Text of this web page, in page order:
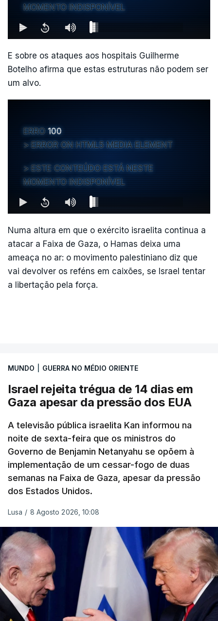
MOMENTO INDISPONÍVEL
E sobre os ataques aos hospitais Guilherme
Botelho afirma que estas estruturas não podem ser
um alvo.
ERRO 100
ERROR ON HTML5 MEDIA ELEMENT
ESTE CONTEÚDO ESTÁ NESTE
MOMENTO INDISPONÍVEL
Numa altura em que o exército israelita continua a
atacar a Faixa de Gaza, o Hamas deixa uma
ameaça no ar: o movimento palestiniano diz que
vai devolver os reféns em caixões, se Israel tentar
a libertação pela força.
MUNDO GUERRA NO MÉDIO ORIENTE
Israel rejeita trégua de 14 dias em
Gaza apesar da pressão dos EUA
A televisão pública israelita Kan informou na
noite de sexta-feira que os ministros do
Governo de Benjamin Netanyahu se opõem à
implementação de um cessar-fogo de duas
semanas na Faixa de Gaza, apesar da pressão
dos Estados Unidos.
Lusa / 8 Agosto 2026, 10:08